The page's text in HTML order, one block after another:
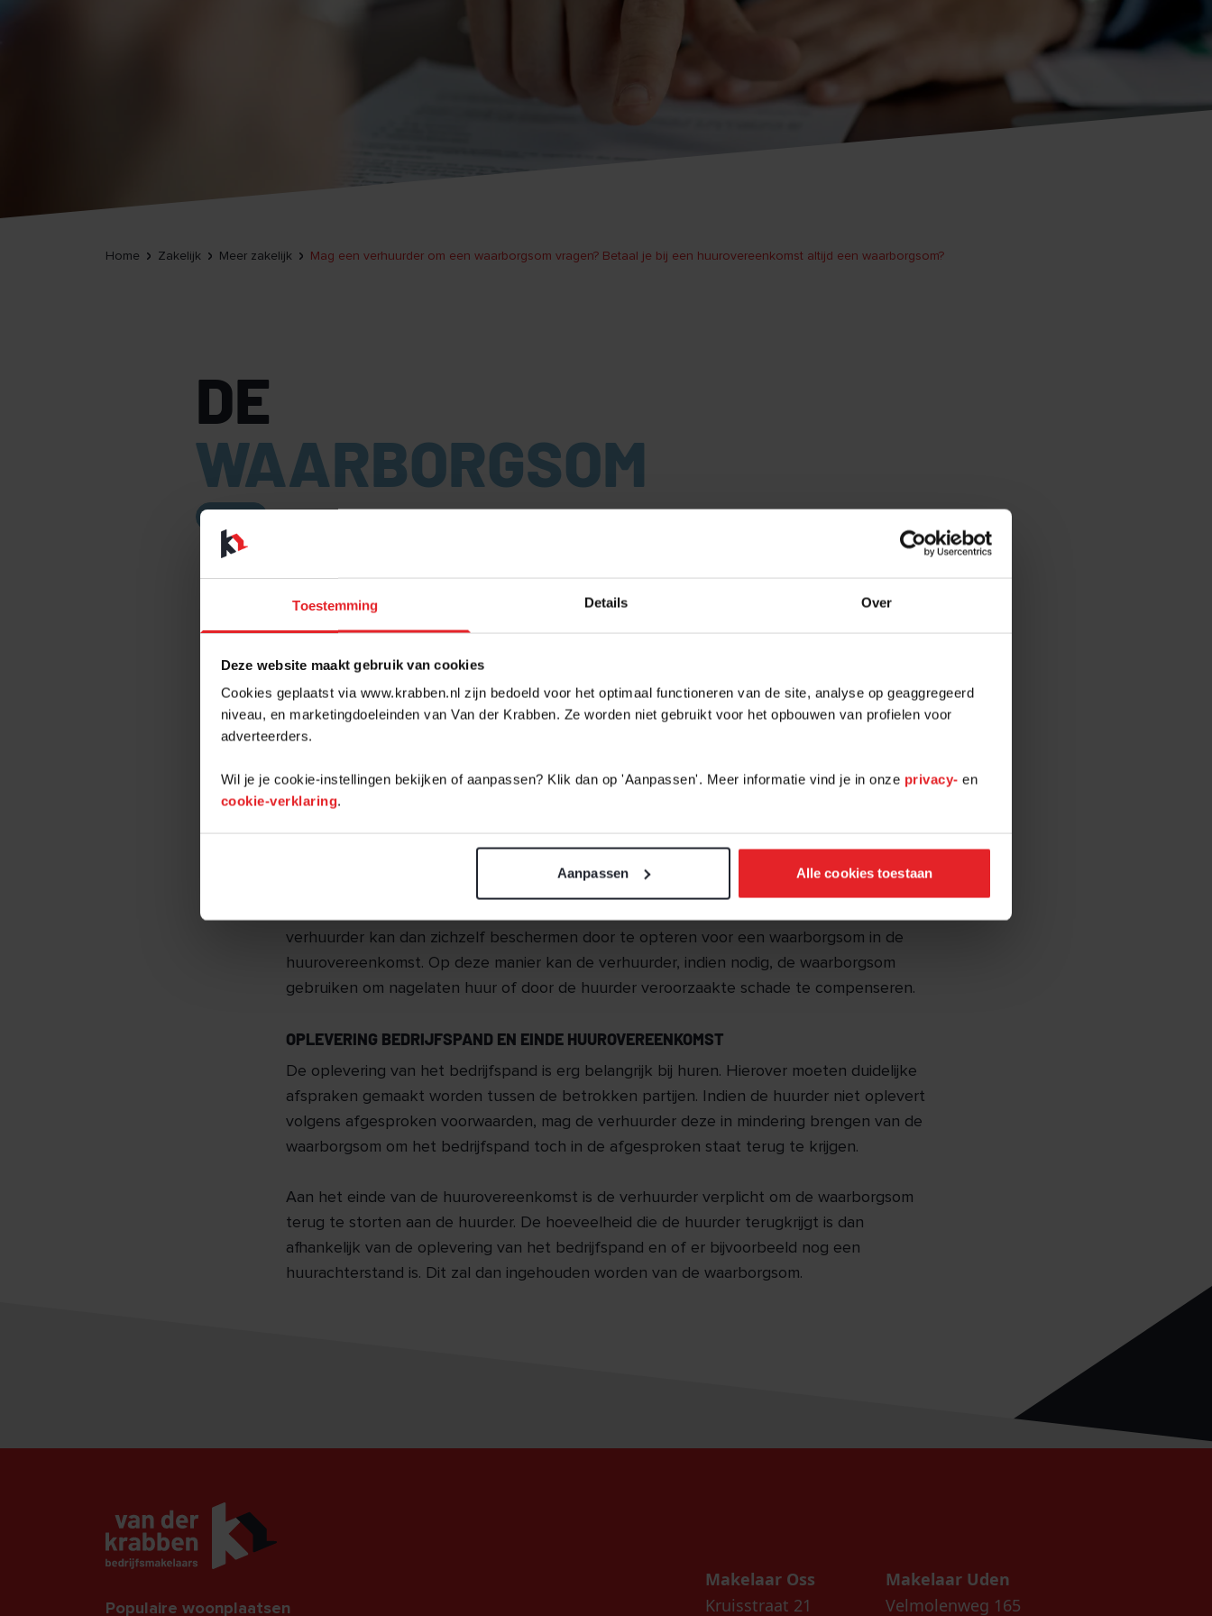
Toestemming Details Over
Deze website maakt gebruik van cookies
Cookies geplaatst via www.krabben.nl zijn bedoeld voor het optimaal functioneren van de site, analyse op geaggregeerd
niveau, en marketingdoeleinden van Van der Krabben. Ze worden niet gebruikt voor het opbouwen van profielen voor
adverteerders.
Wil je je cookie-instellingen bekijken of aanpassen? Klik dan op 'Aanpassen'. Meer informatie vind je in onze privacy- en
cookie-verklaring.
Aanpassen Alle cookies toestaan
Home Zakelijk Meer zakelijk Mag een verhuurder om een waarborgsom vragen? Betaal je bij een huurovereenkomst altijd een waarborgsom?
DE
WAARBORGSOM
MAG EEN VERHUURDER OM EEN WAARBORGSOM
VRAGEN? BETAAL JE BIJ EEN HUUROVEREENKOMST
ALTIJD EEN WAARBORGSOM?
Je bent opzoek naar een bedrijfspand. Na enige tijd van zoeken en bezichtigen vind
je de perfecte match. Nu is het zaak dat er een huurovereenkomst opgesteld
wordt met de verhuurder. De verhuurder vraagt in de huurovereenkomst om een
een antwoord.
ZEKERHEID VOOR DE VERHUURDER
verhuurder kan dan zichzelf beschermen door te opteren voor een waarborgsom in de
huurovereenkomst. Op deze manier kan de verhuurder, indien nodig, de waarborgsom
gebruiken om nagelaten huur of door de huurder veroorzaakte schade te compenseren.
OPLEVERING BEDRIJFSPAND EN EINDE HUUROVEREENKOMST
De oplevering van het bedrijfspand is erg belangrijk bij huren. Hierover moeten duidelijke
afspraken gemaakt worden tussen de betrokken partijen. Indien de huurder niet oplevert
volgens afgesproken voorwaarden, mag de verhuurder deze in mindering brengen van de
waarborgsom om het bedrijfspand toch in de afgesproken staat terug te krijgen.
Aan het einde van de huurovereenkomst is de verhuurder verplicht om de waarborgsom
terug te storten aan de huurder. De hoeveelheid die de huurder terugkrijgt is dan
afhankelijk van de oplevering van het bedrijfspand en of er bijvoorbeeld nog een
huurachterstand is. Dit zal dan ingehouden worden van de waarborgsom.
Populaire woonplaatsen
Makelaar Oss
Kruisstraat 21
Makelaar Uden
Velmolenweg 165